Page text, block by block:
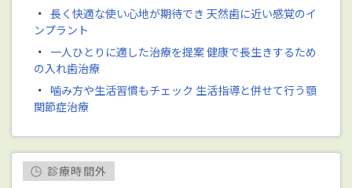
・ 長く快適な使い心地が期待でき 天然歯に近い感覚のイ
ンプラント
・ 一人ひとりに適した治療を提案 健康で長生きするため
の入れ歯治療
・ 噛み方や生活習慣もチェック 生活指導と併せて行う顎
関節症治療
診療時間外